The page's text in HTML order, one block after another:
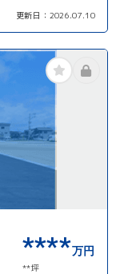
更新日： 2026.07.10
****万円
**坪